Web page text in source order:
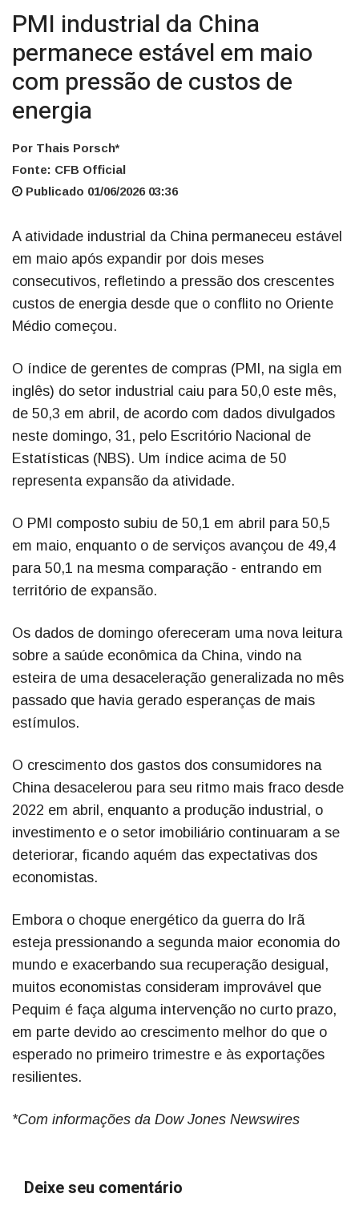
PMI industrial da China
permanece estável em maio
com pressão de custos de
energia
Por Thais Porsch*
Fonte: CFB Official
Publicado 01/06/2026 03:36
A atividade industrial da China permaneceu estável
em maio após expandir por dois meses
consecutivos, refletindo a pressão dos crescentes
custos de energia desde que o conflito no Oriente
Médio começou.
O índice de gerentes de compras (PMI, na sigla em
inglês) do setor industrial caiu para 50,0 este mês,
de 50,3 em abril, de acordo com dados divulgados
neste domingo, 31, pelo Escritório Nacional de
Estatísticas (NBS). Um índice acima de 50
representa expansão da atividade.
O PMI composto subiu de 50,1 em abril para 50,5
em maio, enquanto o de serviços avançou de 49,4
para 50,1 na mesma comparação - entrando em
território de expansão.
Os dados de domingo ofereceram uma nova leitura
sobre a saúde econômica da China, vindo na
esteira de uma desaceleração generalizada no mês
passado que havia gerado esperanças de mais
estímulos.
O crescimento dos gastos dos consumidores na
China desacelerou para seu ritmo mais fraco desde
2022 em abril, enquanto a produção industrial, o
investimento e o setor imobiliário continuaram a se
deteriorar, ficando aquém das expectativas dos
economistas.
Embora o choque energético da guerra do Irã
esteja pressionando a segunda maior economia do
mundo e exacerbando sua recuperação desigual,
muitos economistas consideram improvável que
Pequim é faça alguma intervenção no curto prazo,
em parte devido ao crescimento melhor do que o
esperado no primeiro trimestre e às exportações
resilientes.
*Com informações da Dow Jones Newswires
Deixe seu comentário